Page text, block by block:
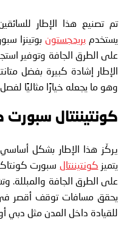
تم تصنيع هذا الإطار
يستخدم بريدجستون بوتينزا
على الطرق الجافة وتوفير
الإطار إشادة كبيرة بفضل
وهو ما يجعله خيارًا مثاليًا
كونتيننتال سبورت
يركّز هذا الإطار بشكل
يتميز كونتيننتال
على الطرق الجافة والمبللة.
يحقق مسافات توقف أقصر في
للقيادة داخل المدن مثل دبي